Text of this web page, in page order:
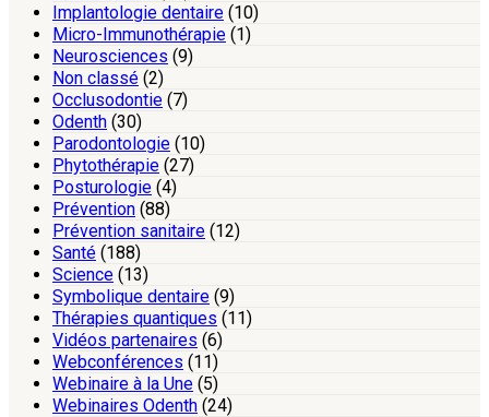
Implantologie dentaire (10)
Micro-Immunothérapie (1)
Neurosciences (9)
Non classé (2)
Occlusodontie (7)
Odenth (30)
Parodontologie (10)
Phytothérapie (27)
Posturologie (4)
Prévention (88)
Prévention sanitaire (12)
Santé (188)
Science (13)
Symbolique dentaire (9)
Thérapies quantiques (11)
Vidéos partenaires (6)
Webconférences (11)
Webinaire à la Une (5)
Webinaires Odenth (24)